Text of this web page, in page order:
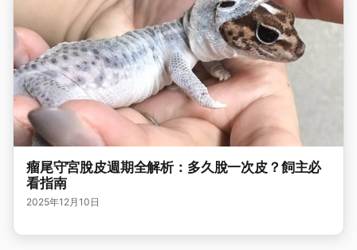
瘤尾守宮脫皮週期全解析：多久脫一次皮？飼主必
看指南
2025年12月10日